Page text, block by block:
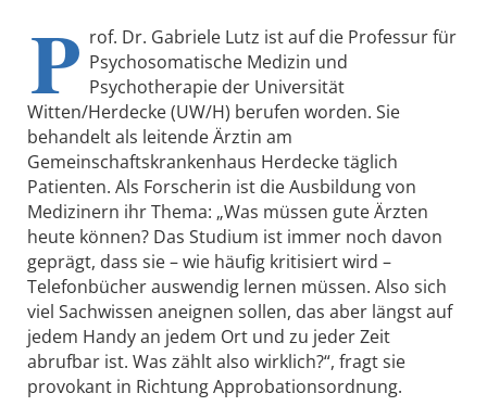
P rof. Dr. Gabriele Lutz ist auf die Professur für
Psychosomatische Medizin und
Psychotherapie der Universität
Witten/Herdecke (UW/H) berufen worden. Sie
behandelt als leitende Ärztin am
Gemeinschaftskrankenhaus Herdecke täglich
Patienten. Als Forscherin ist die Ausbildung von
Medizinern ihr Thema: „Was müssen gute Ärzten
heute können? Das Studium ist immer noch davon
geprägt, dass sie – wie häufig kritisiert wird –
Telefonbücher auswendig lernen müssen. Also sich
viel Sachwissen aneignen sollen, das aber längst auf
jedem Handy an jedem Ort und zu jeder Zeit
abrufbar ist. Was zählt also wirklich?“, fragt sie
provokant in Richtung Approbationsordnung.